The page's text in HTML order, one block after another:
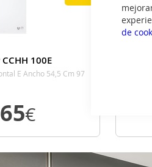
de
100E
E Ancho 54,5 Cm 97
€